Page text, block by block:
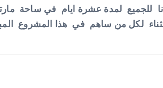
للجميع لمدة عشرة ايام في ساحة
لكل من ساهم في هذا المشروع